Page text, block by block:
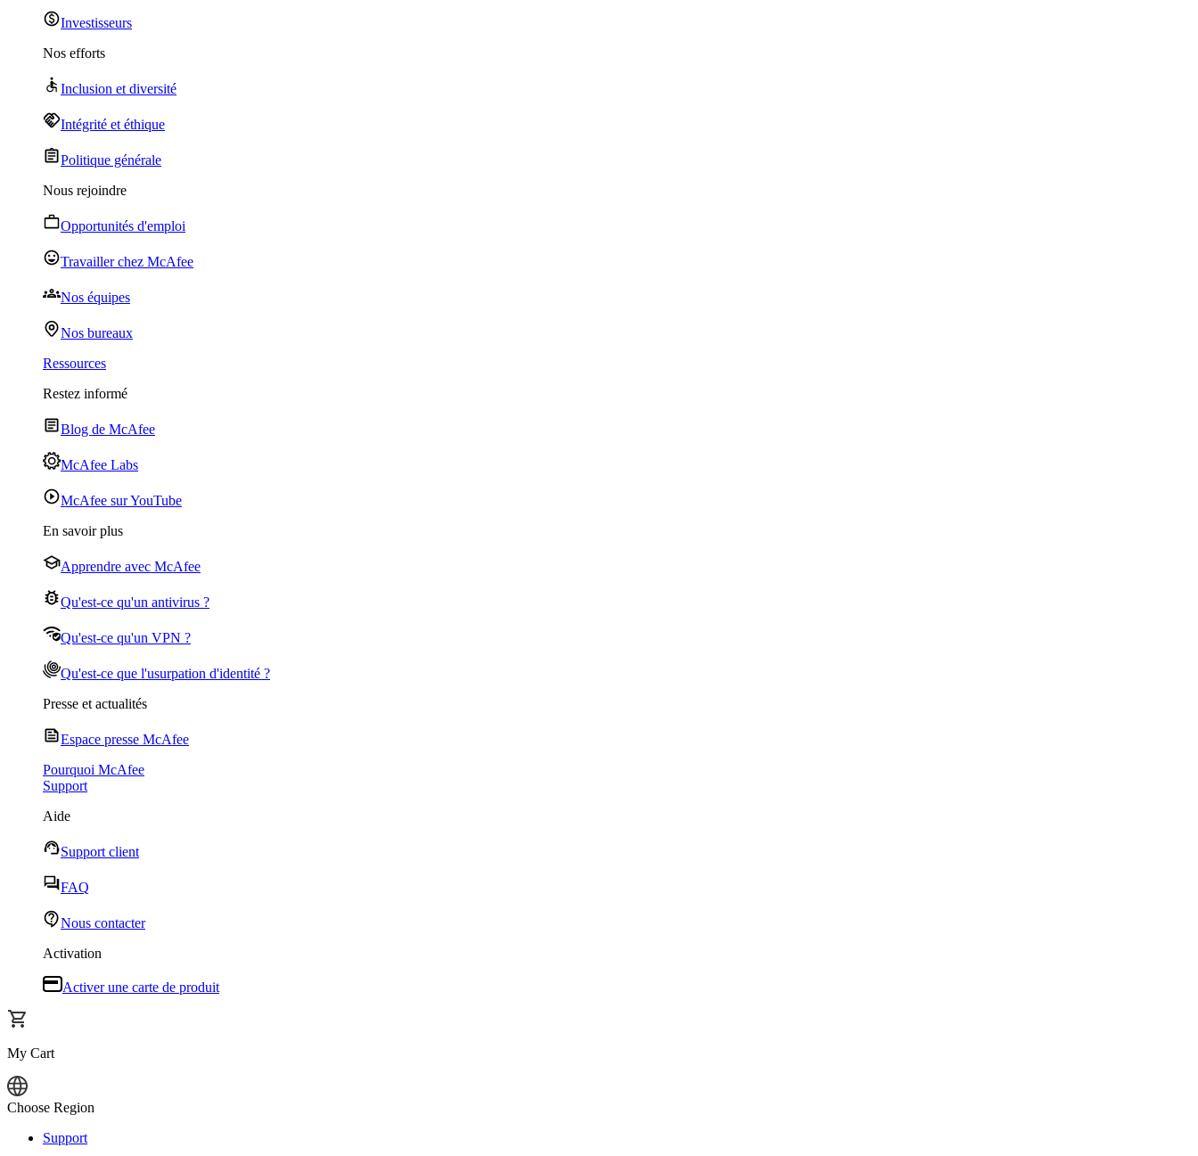
Investisseurs
Nos efforts
Inclusion et diversité
Intégrité et éthique
Politique générale
Nous rejoindre
Opportunités d'emploi
Travailler chez McAfee
Nos équipes
Nos bureaux
Ressources
Restez informé
Blog de McAfee
McAfee Labs
McAfee sur YouTube
En savoir plus
Apprendre avec McAfee
Qu'est-ce qu'un antivirus ?
Qu'est-ce qu'un VPN ?
Qu'est-ce que l'usurpation d'identité ?
Presse et actualités
Espace presse McAfee
Pourquoi McAfee
Support
Aide
Support client
FAQ
Nous contacter
Activation
Activer une carte de produit
My Cart
Choose Region